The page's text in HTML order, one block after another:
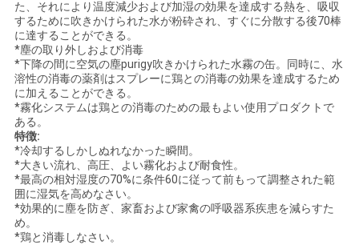
た、それにより温度減少および加湿の効果を達成する熱を、吸収
するために吹きかけられた水が粉砕され、すぐに分散する後70棒
に達することができる。
*塵の取り外しおよび消毒
*下降の間に空気の塵purigy吹きかけられた水霧の缶。同時に、水
溶性の消毒の薬剤はスプレーに鶏との消毒の効果を達成するため
に加えることができる。
*霧化システムは鶏との消毒のための最もよい使用プロダクトで
ある。
特徴:
*冷却するしかしぬれなかった瞬間。
*大きい流れ、高圧、よい霧化および耐食性。
*最高の相対湿度の70%に条件60に従って前もって調整された範
囲に湿気を高めなさい。
*効果的に塵を防ぎ、家畜および家禽の呼吸器系疾患を減らすた
め。
*鶏と消毒しなさい。